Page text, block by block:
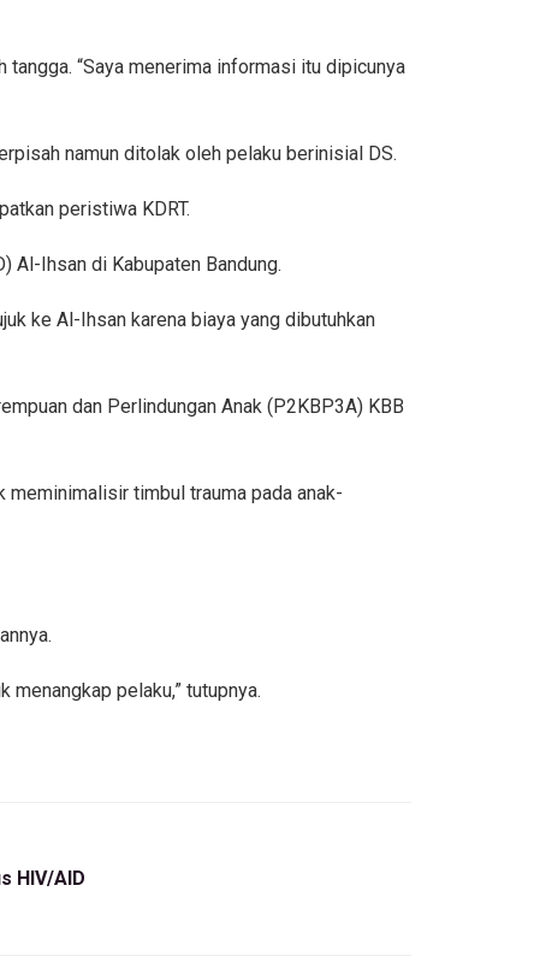
tangga. “Saya menerima informasi itu dipicunya
namun ditolak oleh pelaku berinisial DS.
peristiwa KDRT.
Al-Ihsan di Kabupaten Bandung.
ke Al-Ihsan karena biaya yang dibutuhkan
dan Perlindungan Anak (P2KBP3A) KBB
meminimalisir timbul trauma pada anak-
menangkap pelaku,” tutupnya.
HIV/AID